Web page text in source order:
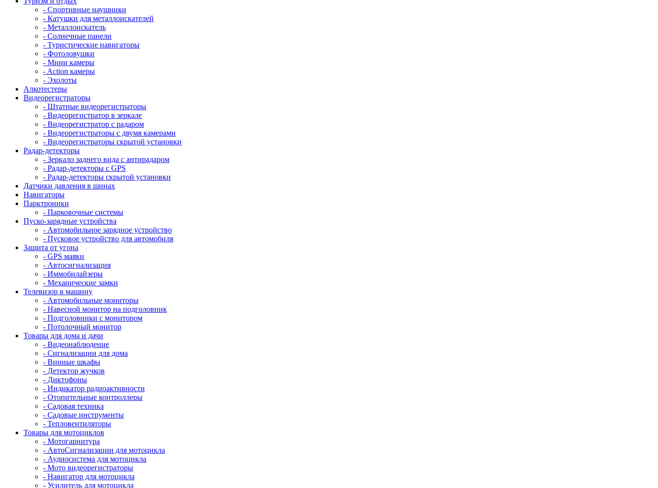
- Cпортивные наушники
- Катушки для металлоискателей
- Металлоискатель
- Солнечные панели
- Туристические навигаторы
- Фотоловушки
- Мини камеры
- Action камеры
- Эхолоты
Алкотестеры
Видеорегистраторы
- Штатные видеорегистраторы
- Видеорегистратор в зеркале
- Видеорегистратор с радаром
- Видеорегистраторы с двумя камерами
- Видеорегистраторы скрытой установки
Радар-детекторы
- Зеркало заднего вида с антирадаром
- Радар-детекторы с GPS
- Радар-детекторы скрытой установки
Датчики давления в шинах
Навигаторы
Парктроники
- Парковочные системы
Пуско-зарядные устройства
- Автомобильное зарядное устройство
- Пусковое устройство для автомобиля
Защита от угона
- GPS маяки
- Автосигнализация
- Иммобилайзеры
- Механические замки
Телевизор в машину
- Автомобильные мониторы
- Навесной монитор на подголовник
- Подголовники с монитором
- Потолочный монитор
Товары для дома и дачи
- Видеонаблюдение
- Сигнализации для дома
- Винные шкафы
- Детектор жучков
- Диктофоны
- Индикатор радиоактивности
- Отопительные контроллеры
- Садовая техника
- Садовые инструменты
- Тепловентиляторы
Товары для мотоциклов
- Mотогарнитура
- АвтоСигнализации для мотоцикла
- Аудиосистема для мотоцикла
- Мото видеорегистраторы
- Навигатор для мотоцикла
- Усилитель для мотоцикла